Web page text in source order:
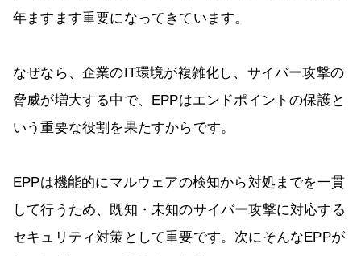
年ますます重要になってきています。
なぜなら、企業のIT環境が複雑化し、サイバー攻撃の
脅威が増大する中で、EPPはエンドポイントの保護と
いう重要な役割を果たすからです。
EPPは機能的にマルウェアの検知から対処までを一貫
して行うため、既知・未知のサイバー攻撃に対応する
セキュリティ対策として重要です。次にそんなEPPが